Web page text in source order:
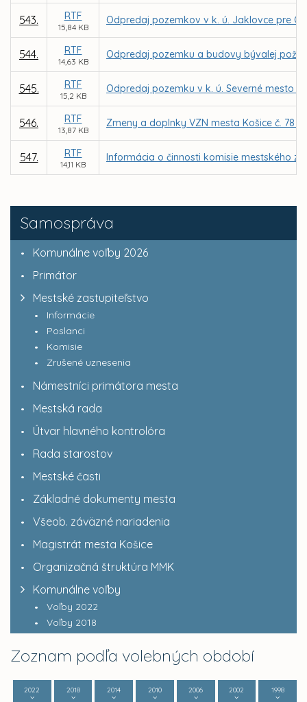
Samospráva
Komunálne voľby 2026
Primátor
Mestské zastupiteľstvo
Informácie
Poslanci
Komisie
Zrušené uznesenia
Námestníci primátora mesta
Mestská rada
Útvar hlavného kontrolóra
Rada starostov
Mestské časti
Základné dokumenty mesta
Všeob. záväzné nariadenia
Magistrát mesta Košice
Organizačná štruktúra MMK
Komunálne voľby
Voľby 2022
Voľby 2018
Zoznam podľa volebných období
2022
2018
2014
2010
2006
2002
1998
543. RTF
15,84 KB
Odpredaj pozemkov v k. ú. Jaklovce pre
544. RTF
14,63 KB
Odpredaj pozemku a budovy bývalej
545. RTF
15,2 KB
Odpredaj pozemku v k. ú. Severné mesto
546. RTF
13,87 KB
Zmeny a doplnky VZN mesta Košice č. 78
547. RTF
14,11 KB
Informácia o činnosti komisie mestského